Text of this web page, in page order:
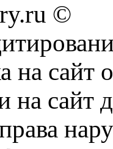
©
на сайт
на сайт